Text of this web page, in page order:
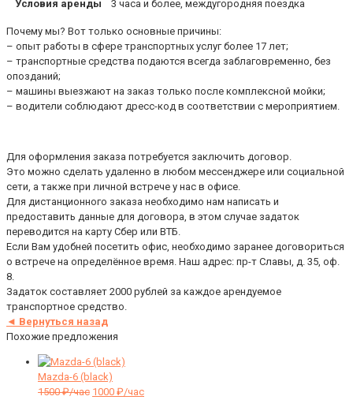
Условия аренды 3 часа и более, междугородняя поездка
Почему мы? Вот только основные причины:
– опыт работы в сфере транспортных услуг более 17 лет;
– транспортные средства подаются всегда заблаговременно, без
опозданий;
– машины выезжают на заказ только после комплексной мойки;
– водители соблюдают дресс-код в соответствии с мероприятием.
Для оформления заказа потребуется заключить договор.
Это можно сделать удаленно в любом мессенджере или социальной
сети, а также при личной встрече у нас в офисе.
Для дистанционного заказа необходимо нам написать и
предоставить данные для договора, в этом случае задаток
переводится на карту Сбер или ВТБ.
Если Вам удобней посетить офис, необходимо заранее договориться
о встрече на определённое время. Наш адрес: пр-т Славы, д. 35, оф.
8.
Задаток составляет 2000 рублей за каждое арендуемое
транспортное средство.
◄ Вернуться назад
Похожие предложения
Mazda-6 (black)
1500₽/час 1000 ₽/час